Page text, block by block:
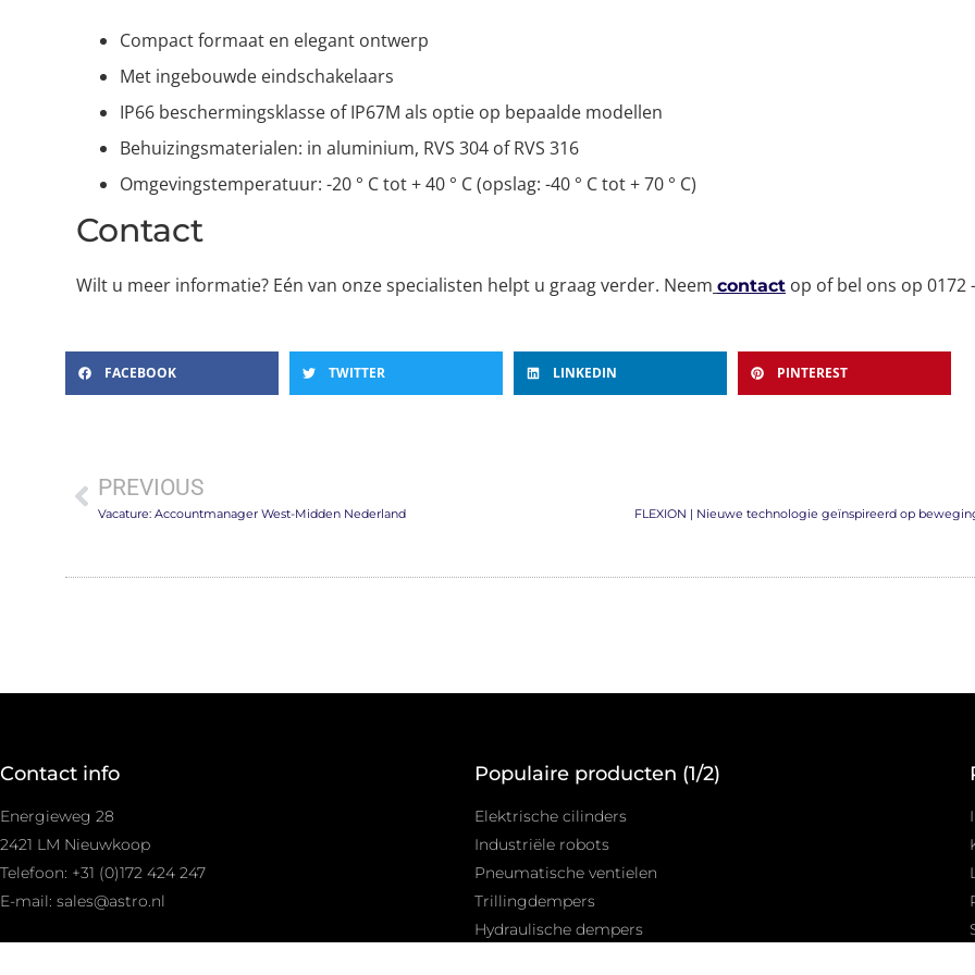
Compact formaat en elegant ontwerp
Met ingebouwde eindschakelaars
IP66 beschermingsklasse of IP67M als optie op bepaalde modellen
Behuizingsmaterialen: in aluminium, RVS 304 of RVS 316
Omgevingstemperatuur: -20 ° C tot + 40 ° C (opslag: -40 ° C tot + 70 ° C)
Contact
Wilt u meer informatie? Eén van onze specialisten helpt u graag verder. Neem contact op of bel ons op 0172
FACEBOOK TWITTER LINKEDIN PINTEREST
PREVIOUS
Vacature: Accountmanager West-Midden Nederland FLEXION | Nieuwe technologie geïnspireerd op
Contact info
Energieweg 28
2421 LM Nieuwkoop
Telefoon: +31 (0)172 424 247
E-mail: sales@astro.nl
Populaire producten (1/2)
Elektrische cilinders
Industriële robots
Pneumatische ventielen
Trillingdempers
Hydraulische dempers